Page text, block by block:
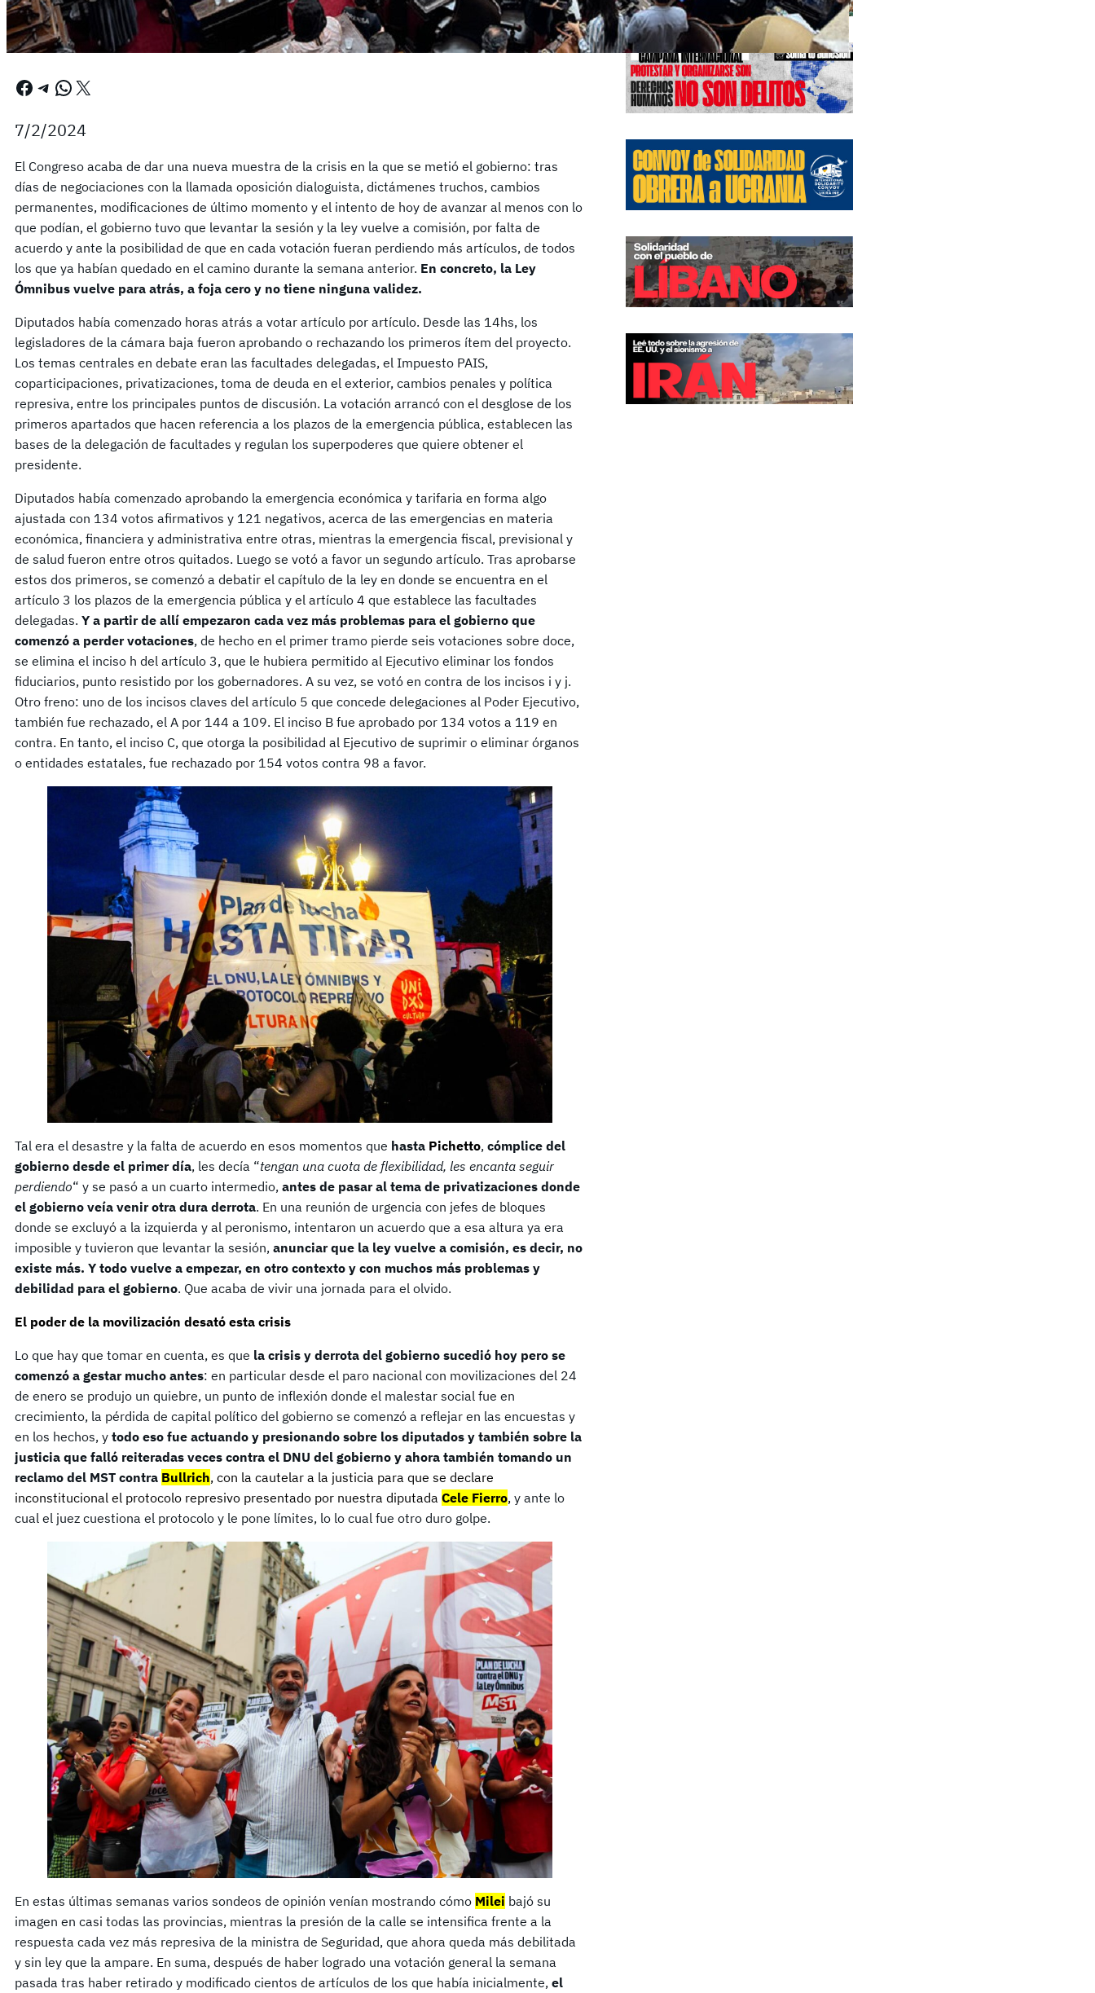
Facebook Telegram WhatsApp X
7/2/2024
El Congreso acaba de dar una nueva muestra de la crisis en la que se metió el gobierno: tras
días de negociaciones con la llamada oposición dialoguista, dictámenes truchos, cambios
permanentes, modificaciones de último momento y el intento de hoy de avanzar al menos con lo
que podían, el gobierno tuvo que levantar la sesión y la ley vuelve a comisión, por falta de
acuerdo y ante la posibilidad de que en cada votación fueran perdiendo más artículos, de todos
los que ya habían quedado en el camino durante la semana anterior. En concreto, la Ley
Ómnibus vuelve para atrás, a foja cero y no tiene ninguna validez.
Diputados había comenzado horas atrás a votar artículo por artículo. Desde las 14hs, los
legisladores de la cámara baja fueron aprobando o rechazando los primeros ítem del proyecto.
Los temas centrales en debate eran las facultades delegadas, el Impuesto PAIS,
coparticipaciones, privatizaciones, toma de deuda en el exterior, cambios penales y política
represiva, entre los principales puntos de discusión. La votación arrancó con el desglose de los
primeros apartados que hacen referencia a los plazos de la emergencia pública, establecen las
bases de la delegación de facultades y regulan los superpoderes que quiere obtener el
presidente.
Diputados había comenzado aprobando la emergencia económica y tarifaria en forma algo
ajustada con 134 votos afirmativos y 121 negativos, acerca de las emergencias en materia
económica, financiera y administrativa entre otras, mientras la emergencia fiscal, previsional y
de salud fueron entre otros quitados. Luego se votó a favor un segundo artículo. Tras aprobarse
estos dos primeros, se comenzó a debatir el capítulo de la ley en donde se encuentra en el
artículo 3 los plazos de la emergencia pública y el artículo 4 que establece las facultades
delegadas. Y a partir de allí empezaron cada vez más problemas para el gobierno que
comenzó a perder votaciones, de hecho en el primer tramo pierde seis votaciones sobre doce,
se elimina el inciso h del artículo 3, que le hubiera permitido al Ejecutivo eliminar los fondos
fiduciarios, punto resistido por los gobernadores. A su vez, se votó en contra de los incisos i y j.
Otro freno: uno de los incisos claves del artículo 5 que concede delegaciones al Poder Ejecutivo,
también fue rechazado, el A por 144 a 109. El inciso B fue aprobado por 134 votos a 119 en
contra. En tanto, el inciso C, que otorga la posibilidad al Ejecutivo de suprimir o eliminar órganos
o entidades estatales, fue rechazado por 154 votos contra 98 a favor.
Tal era el desastre y la falta de acuerdo en esos momentos que hasta Pichetto, cómplice del
gobierno desde el primer día, les decía “tengan una cuota de flexibilidad, les encanta seguir
perdiendo“ y se pasó a un cuarto intermedio, antes de pasar al tema de privatizaciones donde
el gobierno veía venir otra dura derrota. En una reunión de urgencia con jefes de bloques
donde se excluyó a la izquierda y al peronismo, intentaron un acuerdo que a esa altura ya era
imposible y tuvieron que levantar la sesión, anunciar que la ley vuelve a comisión, es decir, no
existe más. Y todo vuelve a empezar, en otro contexto y con muchos más problemas y
debilidad para el gobierno. Que acaba de vivir una jornada para el olvido.
El poder de la movilización desató esta crisis
Lo que hay que tomar en cuenta, es que la crisis y derrota del gobierno sucedió hoy pero se
comenzó a gestar mucho antes: en particular desde el paro nacional con movilizaciones del 24
de enero se produjo un quiebre, un punto de inflexión donde el malestar social fue en
crecimiento, la pérdida de capital político del gobierno se comenzó a reflejar en las encuestas y
en los hechos, y todo eso fue actuando y presionando sobre los diputados y también sobre la
justicia que falló reiteradas veces contra el DNU del gobierno y ahora también tomando un
reclamo del MST contra Bullrich, con la cautelar a la justicia para que se declare
inconstitucional el protocolo represivo presentado por nuestra diputada Cele Fierro, y ante lo
cual el juez cuestiona el protocolo y le pone límites, lo lo cual fue otro duro golpe.
En estas últimas semanas varios sondeos de opinión venían mostrando cómo Milei bajó su
imagen en casi todas las provincias, mientras la presión de la calle se intensifica frente a la
respuesta cada vez más represiva de la ministra de Seguridad, que ahora queda más debilitada
y sin ley que la ampare. En suma, después de haber logrado una votación general la semana
pasada tras haber retirado y modificado cientos de artículos de los que había inicialmente, el